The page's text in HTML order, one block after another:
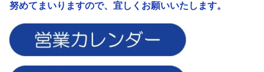
努めてまいりますので、宜しくお願いいたします。